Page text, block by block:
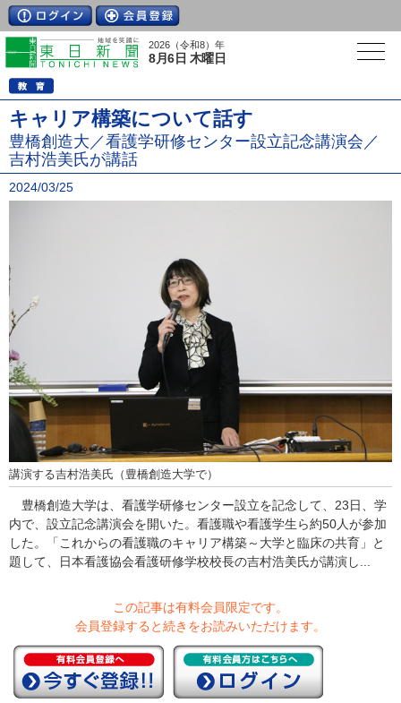
2026（令和8）年
8月6日 木曜日
キャリア構築について話す
豊橋創造大／看護学研修センター設立記念講演会／
吉村浩美氏が講話
2024/03/25
講演する吉村浩美氏（豊橋創造大学で）
豊橋創造大学は、看護学研修センター設立を記念して、23日、学
内で、設立記念講演会を開いた。看護職や看護学生ら約50人が参加
した。「これからの看護職のキャリア構築～大学と臨床の共育」と
題して、日本看護協会看護研修学校校長の吉村浩美氏が講演し...
この記事は有料会員限定です。
会員登録すると続きをお読みいただけます。